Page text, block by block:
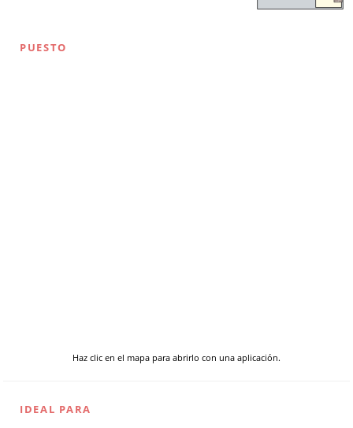
PUESTO
Haz clic en el mapa para abrirlo con una aplicación.
IDEAL PARA